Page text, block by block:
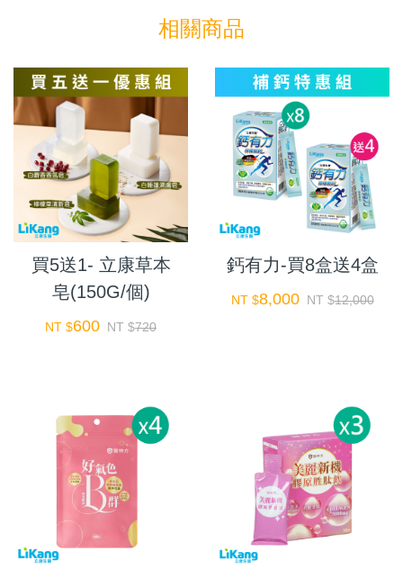
相關商品
買5送1- 立康草本
皂(150G/個)
NT $600 NT $720
鈣有力-買8盒送4盒
NT $8,000 NT $12,000